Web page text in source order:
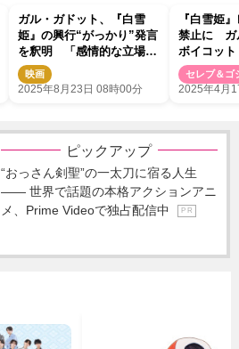
ガル・ガドット、『白雪
姫』の興行“がっかり”発言
を釈明 「感情的な立場か
ら答えてしまった」
映画
2025年8月23日 08時00分
『白雪姫
禁止に ガ
ボイコッ
セレブ＆ゴ
2025年4月
ピックアップ
“おっさん剣聖”の一太刀に宿る人生
―― 世界で話題の本格アクションアニ
メ、Prime Videoで独占配信中
P R